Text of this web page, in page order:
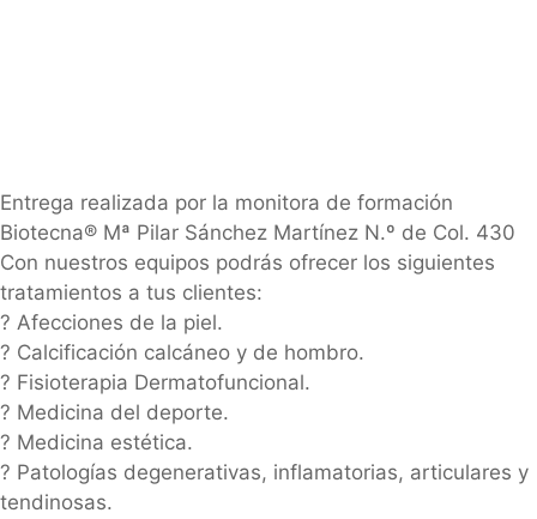
Entrega realizada por la monitora de formación
Biotecna® Mª Pilar Sánchez Martínez N.º de Col. 430
Con nuestros equipos podrás ofrecer los siguientes
tratamientos a tus clientes:
? Afecciones de la piel.
? Calcificación calcáneo y de hombro.
? Fisioterapia Dermatofuncional.
? Medicina del deporte.
? Medicina estética.
? Patologías degenerativas, inflamatorias, articulares y
tendinosas.